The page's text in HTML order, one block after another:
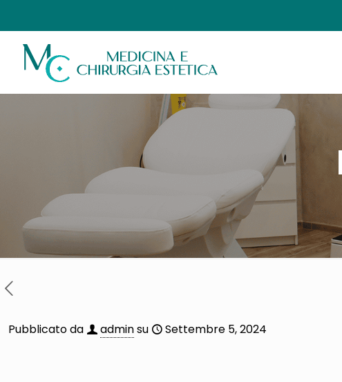
Pubblicato da adminsu Settembre 5, 2024